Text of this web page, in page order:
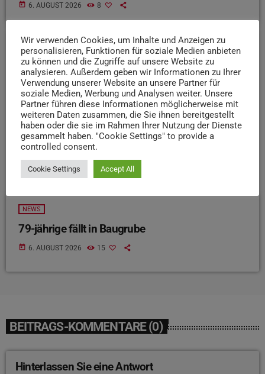
today 6. AUGUST 2026 8
NEWS
79-jährige fällt in Baugrube
today 6. AUGUST 2026 15
BEITRAGS-KOMMENTARE (0)
Hinterlassen Sie eine Antwort
Wir verwenden Cookies, um Inhalte und Anzeigen zu
personalisieren, Funktionen für soziale Medien anbieten
zu können und die Zugriffe auf unsere Website zu
analysieren. Außerdem geben wir Informationen zu Ihrer
Verwendung unserer Website an unsere Partner für
soziale Medien, Werbung und Analysen weiter. Unsere
Partner führen diese Informationen möglicherweise mit
weiteren Daten zusammen, die Sie ihnen bereitgestellt
haben oder die sie im Rahmen Ihrer Nutzung der Dienste
gesammelt haben. "Cookie Settings" to provide a
controlled consent.
Cookie Settings Accept All